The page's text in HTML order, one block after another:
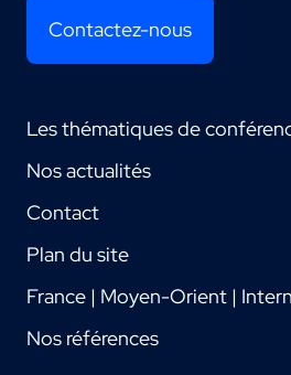
Contactez-nous
Les thématiques de
Nos actualités
Contact
Plan du site
France | Moyen-Orient |
Nos références